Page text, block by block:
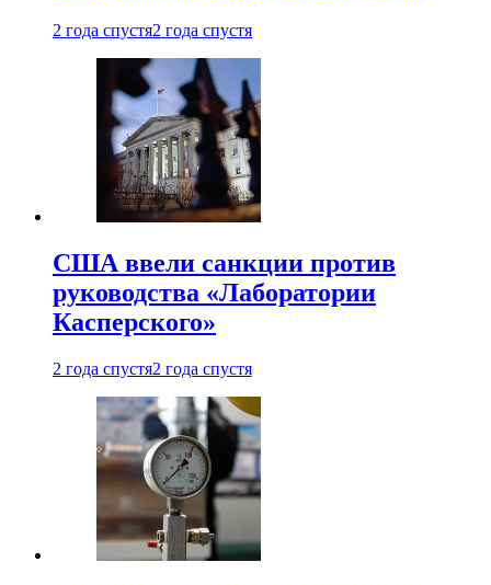
2 года спустя2 года спустя
США ввели санкции против
руководства «Лаборатории
Касперского»
2 года спустя2 года спустя